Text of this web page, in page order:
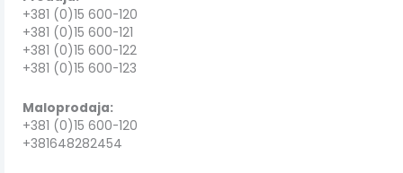
+381 (0)15 600-120
+381 (0)15 600-121
+381 (0)15 600-122
+381 (0)15 600-123
Maloprodaja:
+381 (0)15 600-120
+381648282454